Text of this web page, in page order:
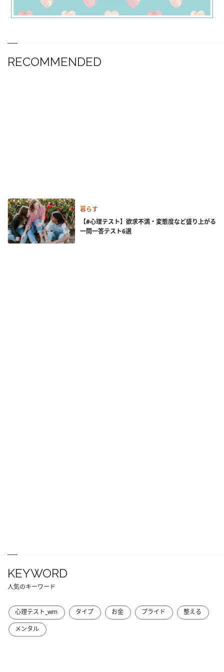
RECOMMENDED
暮らす
【#心理テスト】欲求不満・変態度など盛り上がる
一問一答テスト6選
KEYWORD
人気のキーワード
心理テスト_wm タイプ お金 プライド
整える
メンタル